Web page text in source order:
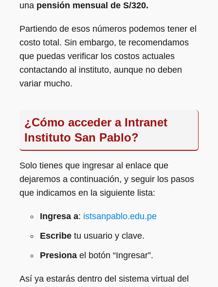
una pensión mensual de S/320.
Partiendo de esos números podemos tener el
costo total. Sin embargo, te recomendamos
que puedas verificar los costos actuales
contactando al instituto, aunque no deben
variar mucho.
¿Cómo acceder a Intranet
Instituto San Pablo?
Solo tienes que ingresar al enlace que
dejaremos a continuación, y seguir los pasos
que indicamos en la siguiente lista:
Ingresa a: istsanpablo.edu.pe
Escribe tu usuario y clave.
Presiona el botón “Ingresar”.
Así ya estarás dentro del sistema virtual del